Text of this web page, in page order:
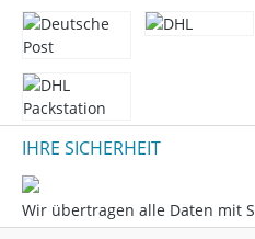
IHRE SICHERHEIT
Wir übertragen alle Daten mit